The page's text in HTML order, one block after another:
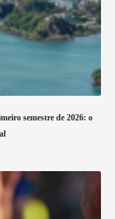
semestre de 2026: o